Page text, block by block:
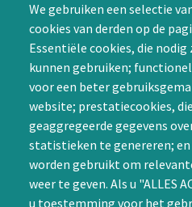
We gebruiken een selectie
cookies van derden op de
Essentiële cookies, die
kunnen gebruiken;
voor een beter
website; prestatiecookies,
geaggregeerde gegevens
statistieken te genereren;
worden gebruikt om
weer te geven. Als u "ALLES
u toestemming voor het
Achternaam (optioneel)
CAPTCHA